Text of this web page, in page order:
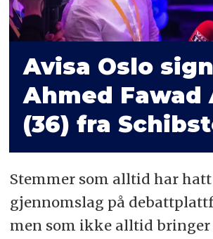
Avisa Oslo
Ahmed Fawad
(36) fra
Stemmer som alltid har
gjennomslag på
men som ikke alltid bringer